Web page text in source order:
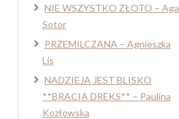
NIE WSZYSTKO ZŁOTO – Aga
Sotor
PRZEMILCZANA – Agnieszka
Lis
NADZIEJA JEST BLISKO
**BRACIA DREKS** – Paulina
Kozłowska